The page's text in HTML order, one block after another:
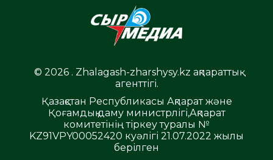
© 2026 . Zhalagash-zharshysy.kz ақпараттық
агенттігі.
Қазақстан Республикасы Ақпарат және
Қоғамдық даму министрлігі,Ақпарат
комитетінің тіркеу туралы №
KZ91VPY00052420 куәлігі 21.07.2022 жылы
берілген